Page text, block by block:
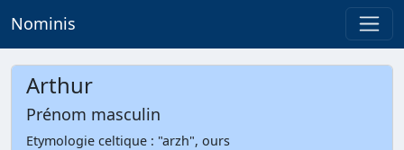
Nominis
Arthur
Prénom masculin
Etymologie celtique : "arzh", ours